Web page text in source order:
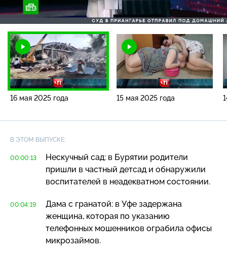
/
Загрузка:
16 мая 2025 года 15 мая 2025 года
В ЭТОМ ВЫПУСКЕ:
00:00:13
Нескучный сад: в Бурятии родители
пришли в частный детсад и обнаружили
воспитателей в неадекватном состоянии.
00:04:19
Дама с гранатой: в Уфе задержана
женщина, которая по указанию
телефонных мошенников ограбила офисы
микрозаймов.